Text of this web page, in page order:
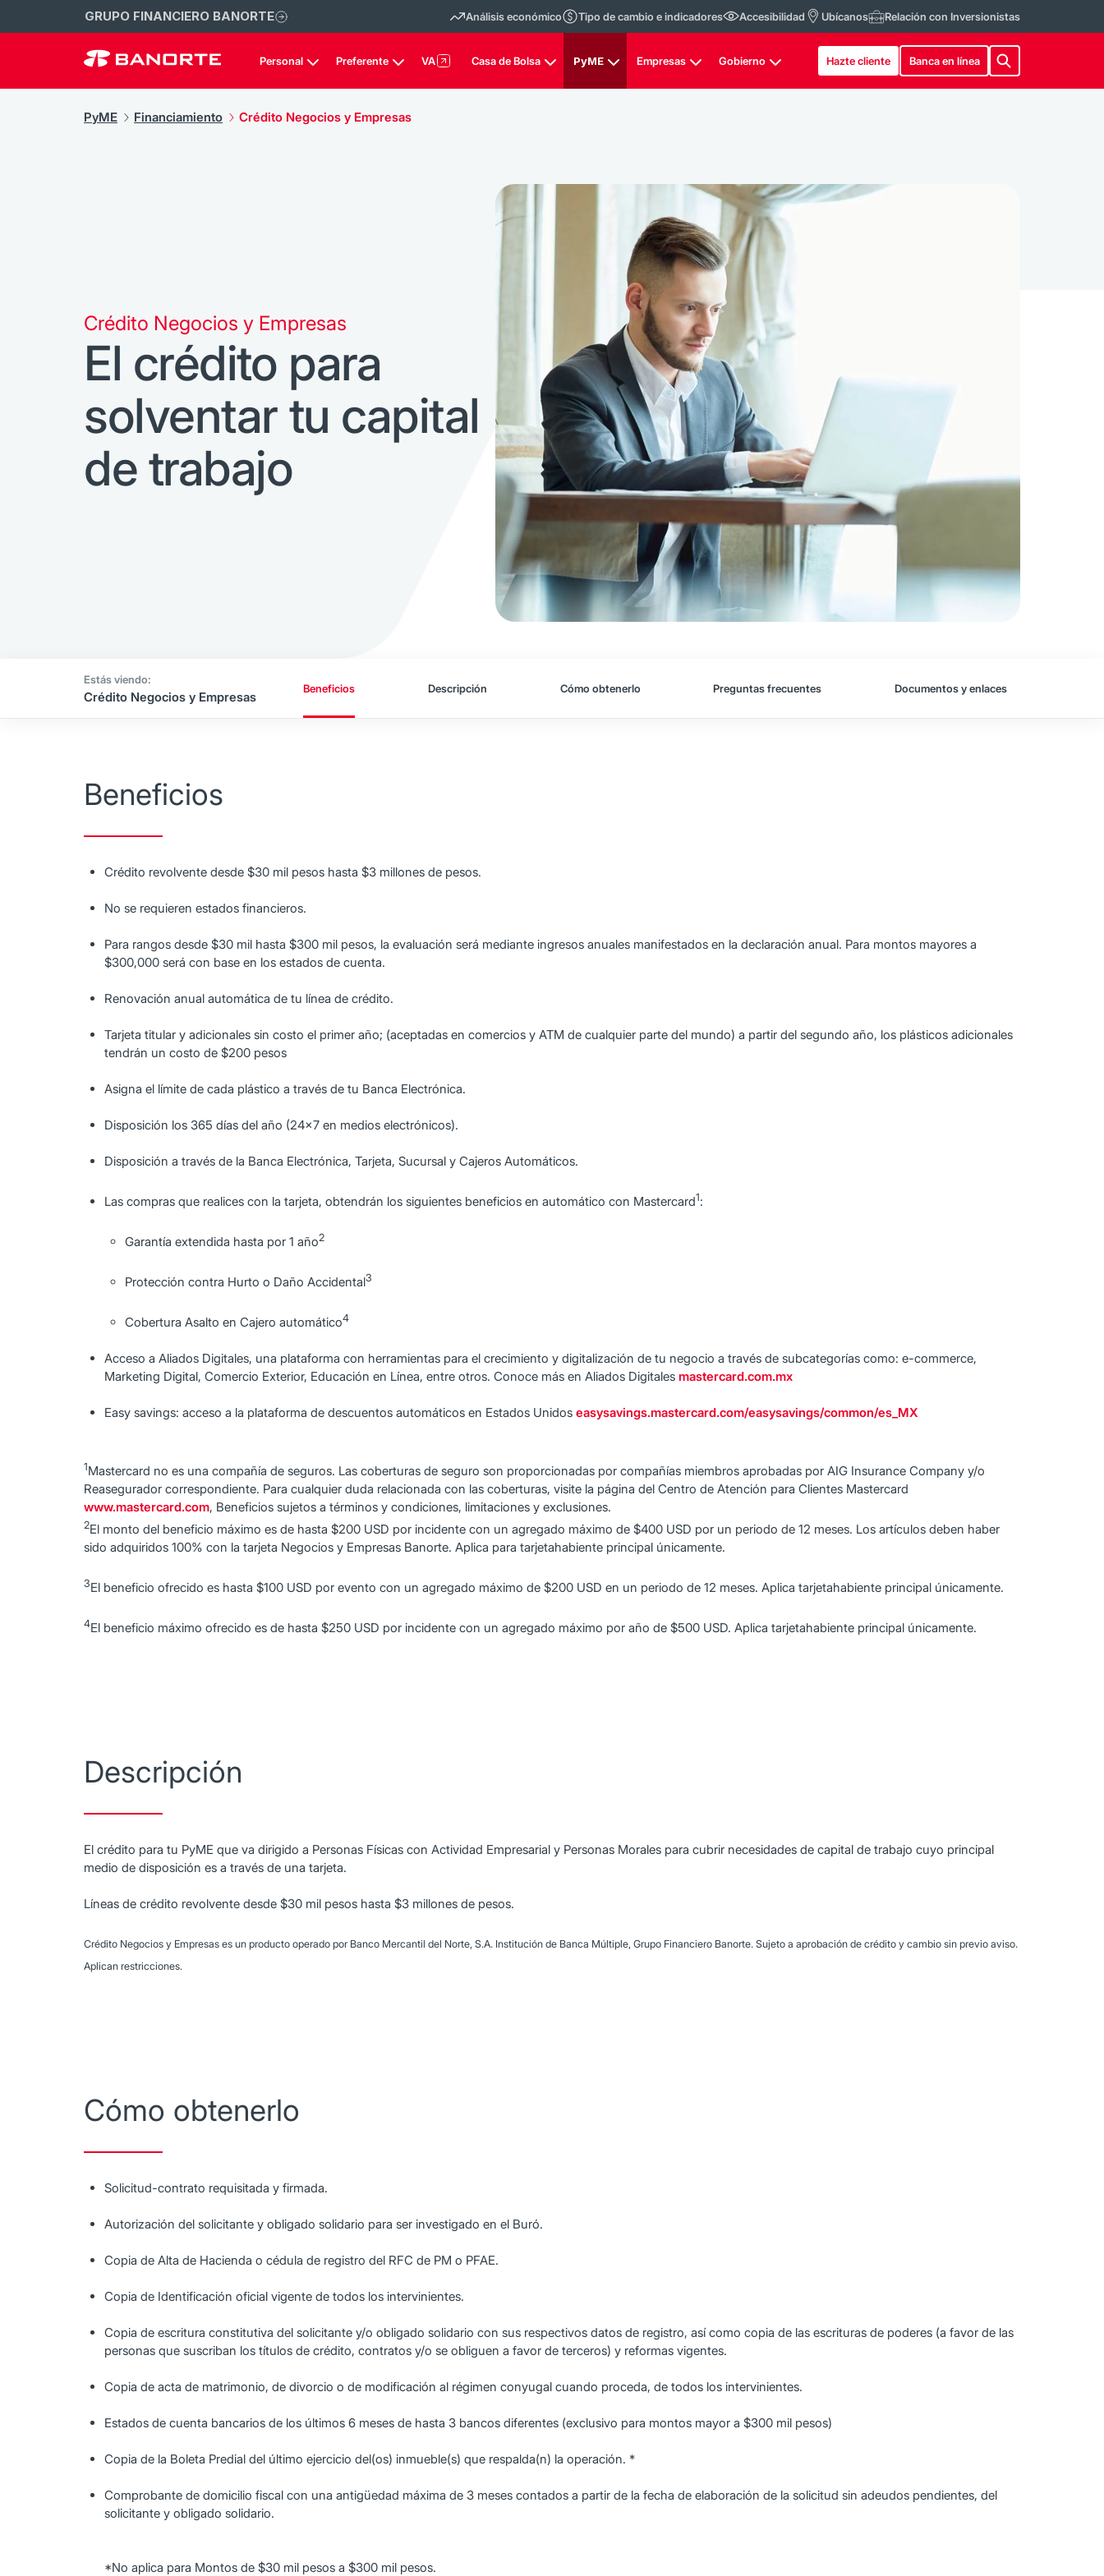
GRUPO FINANCIERO BANORTE Análisis económico Tipo de cambio e indicadores Accesibilidad Ubícanos Relación con Inversionistas
Personal Preferente VA Casa de Bolsa PyME Empresas Gobierno Hazte cliente Banca en línea
PyME Financiamiento Crédito Negocios y Empresas
Crédito Negocios y Empresas
El crédito para
solventar tu capital
de trabajo
Crédito Negocios y Empresas
Beneficios Descripción Cómo obtenerlo Preguntas frecuentes Documentos y enlaces
Beneficios
Crédito revolvente desde $30 mil pesos hasta $3 millones de pesos.
No se requieren estados financieros.
Para rangos desde $30 mil hasta $300 mil pesos, la evaluación será mediante ingresos anuales manifestados en la declaración anual. Para montos mayores a
$300,000 será con base en los estados de cuenta.
Renovación anual automática de tu línea de crédito.
Tarjeta titular y adicionales sin costo el primer año; (aceptadas en comercios y ATM de cualquier parte del mundo) a partir del segundo año, los plásticos adicionales
tendrán un costo de $200 pesos
Asigna el límite de cada plástico a través de tu Banca Electrónica.
Disposición los 365 días del año (24x7 en medios electrónicos).
Disposición a través de la Banca Electrónica, Tarjeta, Sucursal y Cajeros Automáticos.
Las compras que realices con la tarjeta, obtendrán los siguientes beneficios en automático con Mastercard1:
Garantía extendida hasta por 1 año2
Protección contra Hurto o Daño Accidental3
Cobertura Asalto en Cajero automático4
Acceso a Aliados Digitales, una plataforma con herramientas para el crecimiento y digitalización de tu negocio a través de subcategorías como: e-commerce,
Marketing Digital, Comercio Exterior, Educación en Línea, entre otros. Conoce más en Aliados Digitales mastercard.com.mx
Easy savings: acceso a la plataforma de descuentos automáticos en Estados Unidos easysavings.mastercard.com/easysavings/common/es_MX
1Mastercard no es una compañía de seguros. Las coberturas de seguro son proporcionadas por compañías miembros aprobadas por AIG Insurance Company y/o
Reasegurador correspondiente. Para cualquier duda relacionada con las coberturas, visite la página del Centro de Atención para Clientes Mastercard
www.mastercard.com, Beneficios sujetos a términos y condiciones, limitaciones y exclusiones.
2El monto del beneficio máximo es de hasta $200 USD por incidente con un agregado máximo de $400 USD por un periodo de 12 meses. Los artículos deben haber
sido adquiridos 100% con la tarjeta Negocios y Empresas Banorte. Aplica para tarjetahabiente principal únicamente.
3El beneficio ofrecido es hasta $100 USD por evento con un agregado máximo de $200 USD en un periodo de 12 meses. Aplica tarjetahabiente principal únicamente.
4El beneficio máximo ofrecido es de hasta $250 USD por incidente con un agregado máximo por año de $500 USD. Aplica tarjetahabiente principal únicamente.
Descripción
El crédito para tu PyME que va dirigido a Personas Físicas con Actividad Empresarial y Personas Morales para cubrir necesidades de capital de trabajo cuyo principal
medio de disposición es a través de una tarjeta.
Líneas de crédito revolvente desde $30 mil pesos hasta $3 millones de pesos.
Crédito Negocios y Empresas es un producto operado por Banco Mercantil del Norte, S.A. Institución de Banca Múltiple, Grupo Financiero Banorte. Sujeto a aprobación de crédito y cambio sin previo aviso.
Aplican restricciones.
Cómo obtenerlo
Solicitud-contrato requisitada y firmada.
Autorización del solicitante y obligado solidario para ser investigado en el Buró.
Copia de Alta de Hacienda o cédula de registro del RFC de PM o PFAE.
Copia de Identificación oficial vigente de todos los intervinientes.
Copia de escritura constitutiva del solicitante y/o obligado solidario con sus respectivos datos de registro, así como copia de las escrituras de poderes (a favor de las
personas que suscriban los títulos de crédito, contratos y/o se obliguen a favor de terceros) y reformas vigentes.
Copia de acta de matrimonio, de divorcio o de modificación al régimen conyugal cuando proceda, de todos los intervinientes.
Estados de cuenta bancarios de los últimos 6 meses de hasta 3 bancos diferentes (exclusivo para montos mayor a $300 mil pesos)
Copia de la Boleta Predial del último ejercicio del(os) inmueble(s) que respalda(n) la operación. *
Comprobante de domicilio fiscal con una antigüedad máxima de 3 meses contados a partir de la fecha de elaboración de la solicitud sin adeudos pendientes, del
solicitante y obligado solidario.
*No aplica para Montos de $30 mil pesos a $300 mil pesos.